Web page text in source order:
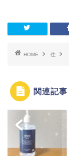
HOME 住
関連記事